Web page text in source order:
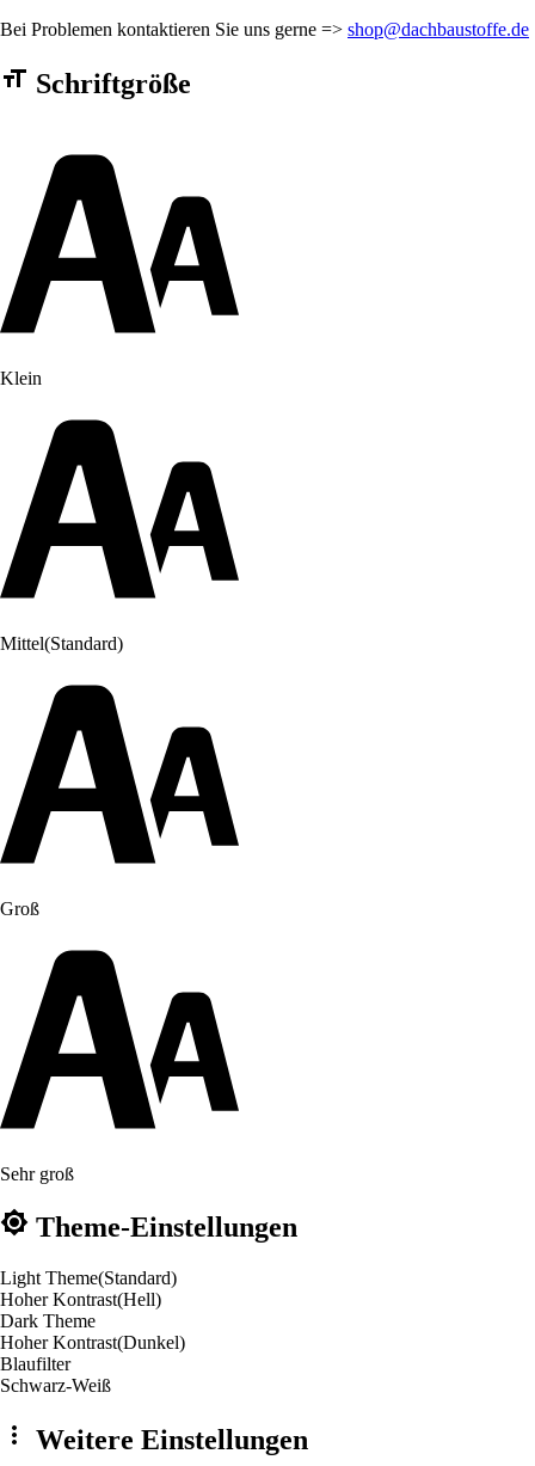
Bei Problemen kontaktieren Sie uns gerne => shop@dachbaustoffe.de
Barrierefreiheit Einstellungen Formular
Schriftgröße
Klein
Mittel(Standard)
Groß
Sehr groß
Theme-Einstellungen
Light Theme(Standard)
Hoher Kontrast(Hell)
Dark Theme
Hoher Kontrast(Dunkel)
Blaufilter
Schwarz-Weiß
Weitere Einstellungen